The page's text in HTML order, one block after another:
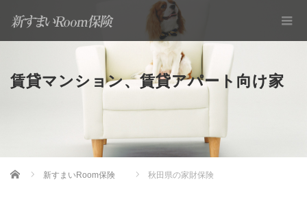
賃貸マンション、賃貸アパート向け家
Home 新すまいRoom保険 秋田県の家財保険